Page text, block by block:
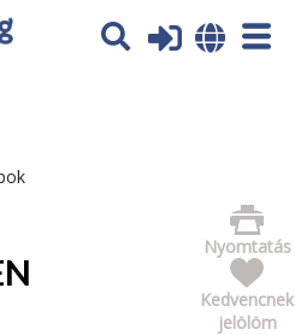
További tájékoztatás itt:
Nyomtatás
Kedvencnek
jelölöm